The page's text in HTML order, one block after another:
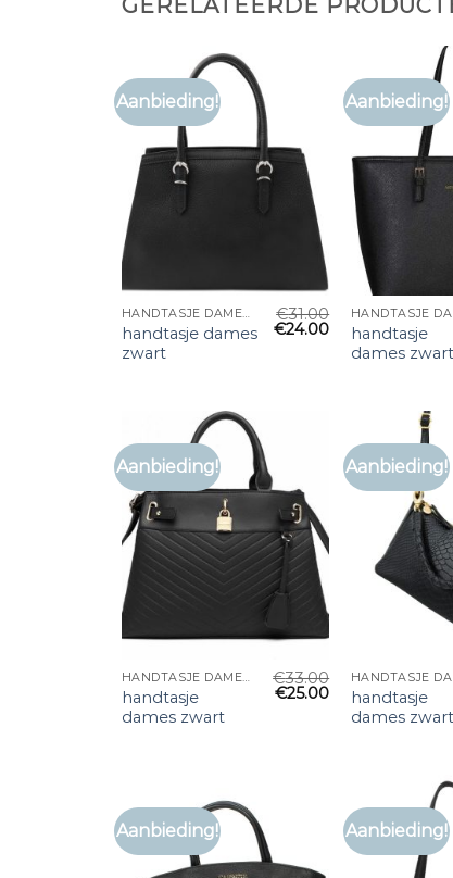
GERELATEERDE
Aanbieding!
HANDTASJE DAMES ZWART
handtasje dames
zwart
€31.00
€24.00
Aanbieding!
handtasje
dames zwart
Aanbieding!
HANDTASJE DAMES ZWART
handtasje
dames zwart
€33.00
€25.00
Aanbieding!
handtasje
dames zwart
Aanbieding! Aanbieding!